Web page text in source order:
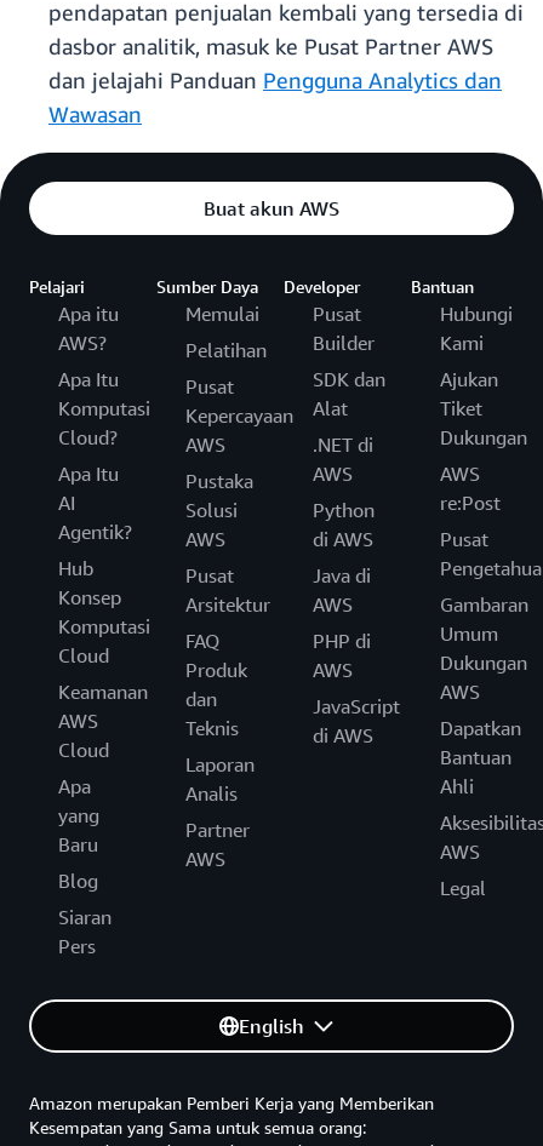
pendapatan penjualan kembali yang tersedia di
dasbor analitik, masuk ke Pusat Partner AWS
dan jelajahi Panduan Pengguna Analytics dan
Wawasan
Buat akun AWS
Pelajari
Apa itu
AWS?
Apa Itu
Komputasi
Cloud?
Apa Itu
AI
Agentik?
Hub
Konsep
Komputasi
Cloud
Keamanan
AWS
Cloud
Apa
yang
Baru
Blog
Siaran
Pers
Sumber Daya
Memulai
Pelatihan
Pusat
Kepercayaan
AWS
Pustaka
Solusi
AWS
Pusat
Arsitektur
FAQ
Produk
dan
Teknis
Laporan
Analis
Partner
AWS
Developer
Pusat
Builder
SDK dan
Alat
.NET di
AWS
Python
di AWS
Java di
AWS
PHP di
AWS
JavaScript
di AWS
Bantuan
Hubungi
Kami
Ajukan
Tiket
Dukungan
AWS
re:Post
Pusat
Gambaran
Umum
Dukungan
AWS
Dapatkan
Bantuan
Ahli
AWS
Legal
English
Amazon merupakan Pemberi Kerja yang Memberikan
Kesempatan yang Sama untuk semua orang: